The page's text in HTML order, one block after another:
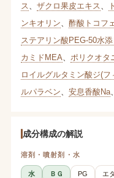
ス
ザクロ果皮エキス
ンキオリン
酢酸トコフ
ステアリン酸PEG-50水
カミドMEA
ポリクオタ
ロイルグルタミン酸ジ(
ルパラベン
安息香酸Na、
成分構成の解説
溶剤・噴射剤・水
水 ＢＧ PG
エ